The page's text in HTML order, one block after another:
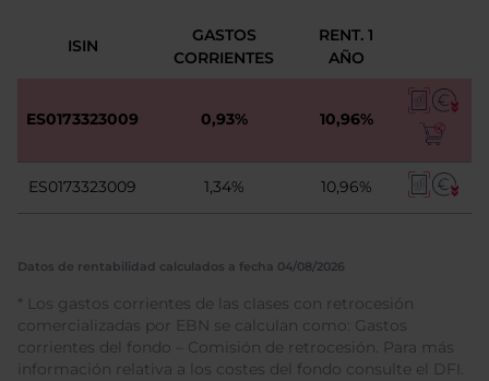
ISIN
GASTOS
CORRIENTES
RENT. 1
AÑO
ES0173323009 0,93% 10,96%
ES0173323009 1,34% 10,96%
Datos de rentabilidad calculados a fecha 04/08/2026
* Los gastos corrientes de las clases con retrocesión
comercializadas por EBN se calculan como: Gastos
corrientes del fondo – Comisión de retrocesión. Para más
información relativa a los costes del fondo consulte el DFI.